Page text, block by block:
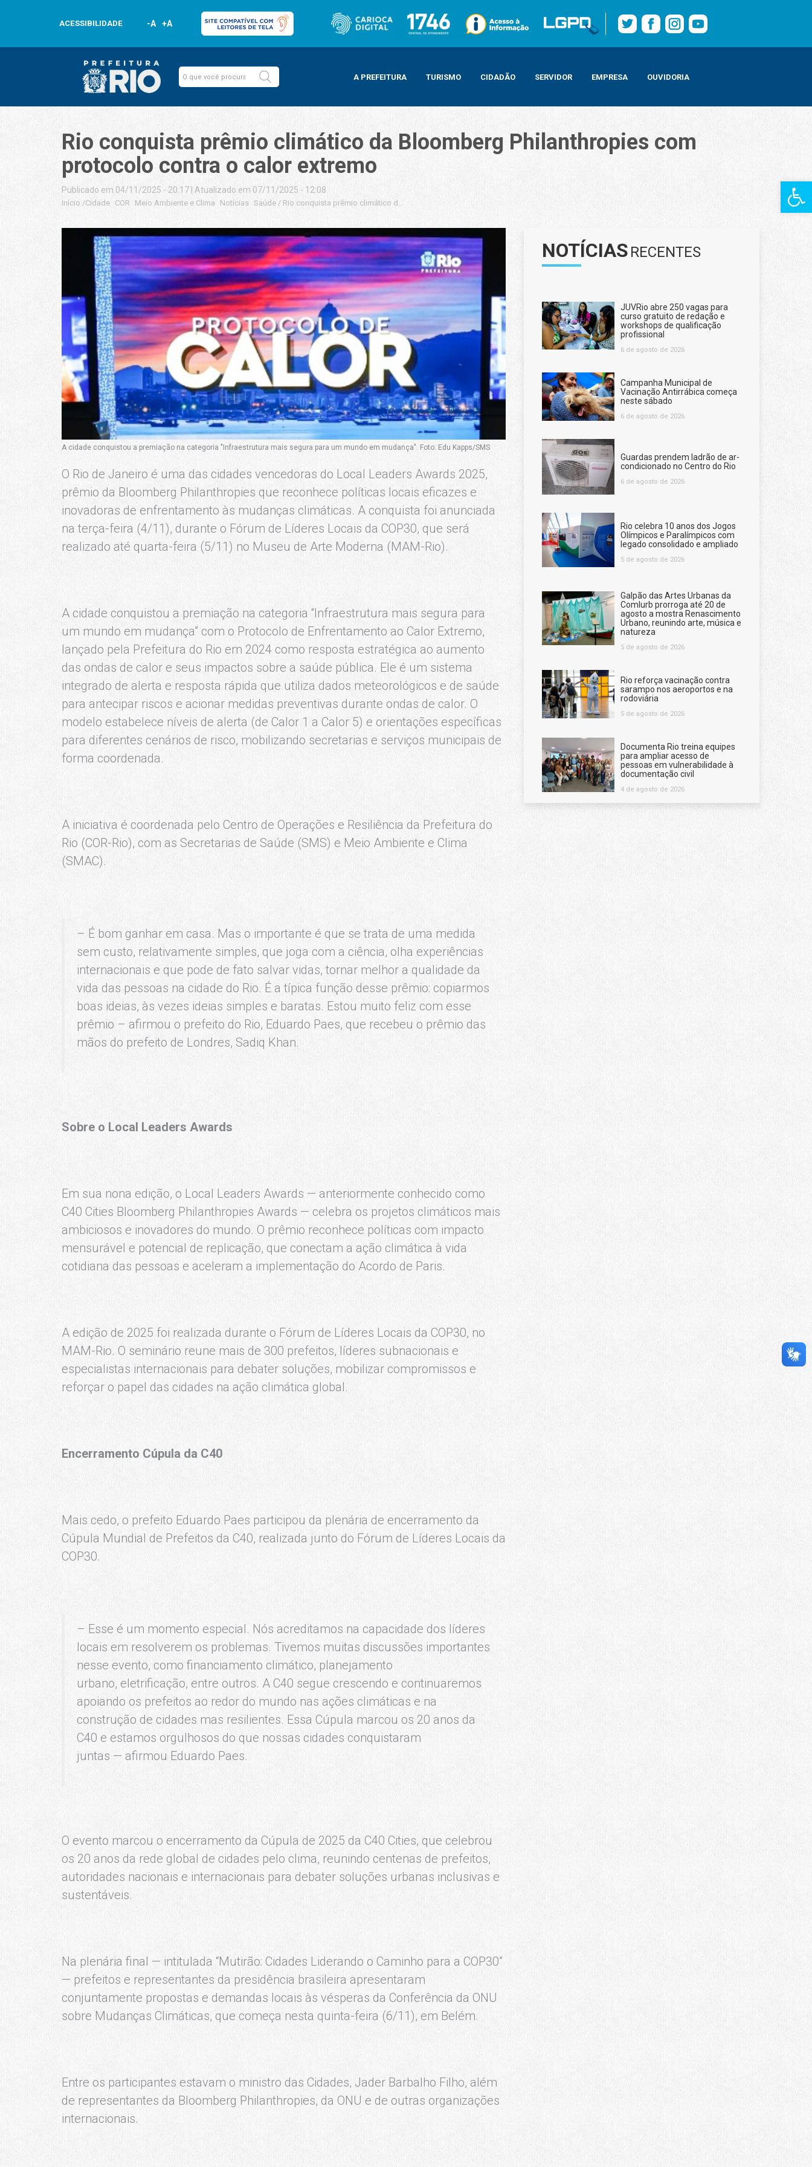
Barra de
ACESSIBILIDADE -A +A
A PREFEITURA TURISMO CIDADÃO SERVIDOR EMPRESA OUVIDORIA
Rio conquista prêmio climático da Bloomberg Philanthropies com
protocolo contra o calor extremo
Publicado em 04/11/2025 - 20:17 Atualizado em 07/11/2025 - 12:08
Início /Cidade COR Meio Ambiente e Clima Notícias Saúde / Rio conquista prêmio climático da Bloomberg Philanthropies com protocolo contra o calor extremo
A cidade conquistou a premiação na categoria "Infraestrutura mais segura para um mundo em mudança". Foto: Edu Kapps/SMS
O Rio de Janeiro é uma das cidades vencedoras do Local Leaders Awards 2025,
prêmio da Bloomberg Philanthropies que reconhece políticas locais eficazes e
inovadoras de enfrentamento às mudanças climáticas. A conquista foi anunciada
na terça-feira (4/11), durante o Fórum de Líderes Locais da COP30, que será
realizado até quarta-feira (5/11) no Museu de Arte Moderna (MAM-Rio).
A cidade conquistou a premiação na categoria “Infraestrutura mais segura para
um mundo em mudança” com o Protocolo de Enfrentamento ao Calor Extremo,
lançado pela Prefeitura do Rio em 2024 como resposta estratégica ao aumento
das ondas de calor e seus impactos sobre a saúde pública. Ele é um sistema
integrado de alerta e resposta rápida que utiliza dados meteorológicos e de saúde
para antecipar riscos e acionar medidas preventivas durante ondas de calor. O
modelo estabelece níveis de alerta (de Calor 1 a Calor 5) e orientações específicas
para diferentes cenários de risco, mobilizando secretarias e serviços municipais de
forma coordenada.
A iniciativa é coordenada pelo Centro de Operações e Resiliência da Prefeitura do
Rio (COR-Rio), com as Secretarias de Saúde (SMS) e Meio Ambiente e Clima
(SMAC).
– É bom ganhar em casa. Mas o importante é que se trata de uma medida
sem custo, relativamente simples, que joga com a ciência, olha experiências
internacionais e que pode de fato salvar vidas, tornar melhor a qualidade da
vida das pessoas na cidade do Rio. É a típica função desse prêmio: copiarmos
boas ideias, às vezes ideias simples e baratas. Estou muito feliz com esse
prêmio – afirmou o prefeito do Rio, Eduardo Paes, que recebeu o prêmio das
mãos do prefeito de Londres, Sadiq Khan.
Sobre o Local Leaders Awards
Em sua nona edição, o Local Leaders Awards — anteriormente conhecido como
C40 Cities Bloomberg Philanthropies Awards — celebra os projetos climáticos mais
ambiciosos e inovadores do mundo. O prêmio reconhece políticas com impacto
mensurável e potencial de replicação, que conectam a ação climática à vida
cotidiana das pessoas e aceleram a implementação do Acordo de Paris.
A edição de 2025 foi realizada durante o Fórum de Líderes Locais da COP30, no
MAM-Rio. O seminário reune mais de 300 prefeitos, líderes subnacionais e
especialistas internacionais para debater soluções, mobilizar compromissos e
reforçar o papel das cidades na ação climática global.
Encerramento Cúpula da C40
Mais cedo, o prefeito Eduardo Paes participou da plenária de encerramento da
Cúpula Mundial de Prefeitos da C40, realizada junto do Fórum de Líderes Locais da
COP30.
– Esse é um momento especial. Nós acreditamos na capacidade dos líderes
locais em resolverem os problemas. Tivemos muitas discussões importantes
nesse evento, como financiamento climático, planejamento
urbano, eletrificação, entre outros. A C40 segue crescendo e continuaremos
apoiando os prefeitos ao redor do mundo nas ações climáticas e na
construção de cidades mas resilientes. Essa Cúpula marcou os 20 anos da
C40 e estamos orgulhosos do que nossas cidades conquistaram
juntas — afirmou Eduardo Paes.
O evento marcou o encerramento da Cúpula de 2025 da C40 Cities, que celebrou
os 20 anos da rede global de cidades pelo clima, reunindo centenas de prefeitos,
autoridades nacionais e internacionais para debater soluções urbanas inclusivas e
sustentáveis.
Na plenária final — intitulada “Mutirão: Cidades Liderando o Caminho para a COP30”
— prefeitos e representantes da presidência brasileira apresentaram
conjuntamente propostas e demandas locais às vésperas da Conferência da ONU
sobre Mudanças Climáticas, que começa nesta quinta-feira (6/11), em Belém.
Entre os participantes estavam o ministro das Cidades, Jader Barbalho Filho, além
de representantes da Bloomberg Philanthropies, da ONU e de outras organizações
internacionais.
NOTÍCIAS RECENTES
JUVRio abre 250 vagas para
curso gratuito de redação e
workshops de qualificação
profissional
6 de agosto de 2026
Campanha Municipal de
Vacinação Antirrábica começa
neste sábado
6 de agosto de 2026
Guardas prendem ladrão de ar-
condicionado no Centro do Rio
6 de agosto de 2026
Rio celebra 10 anos dos Jogos
Olímpicos e Paralímpicos com
legado consolidado e ampliado
5 de agosto de 2026
Galpão das Artes Urbanas da
Comlurb prorroga até 20 de
agosto a mostra Renascimento
Urbano, reunindo arte, música e
natureza
5 de agosto de 2026
Rio reforça vacinação contra
sarampo nos aeroportos e na
rodoviária
5 de agosto de 2026
Documenta Rio treina equipes
para ampliar acesso de
pessoas em vulnerabilidade à
documentação civil
4 de agosto de 2026